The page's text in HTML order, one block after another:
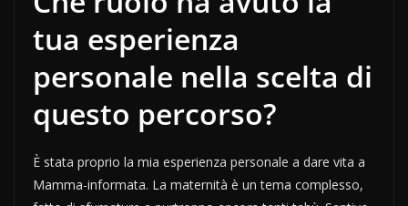
tua esperienza
personale nella scelta di
questo percorso?
È stata proprio la mia esperienza personale a dare vita a
Mamma-informata. La maternità è un tema complesso,